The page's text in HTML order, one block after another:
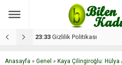
17:08 Dilan, düğününe 5 gün
Anasayfa » Genel » Kaya Çilingiroğlu: